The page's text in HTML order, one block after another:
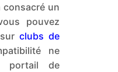
un
pouvez
clubs de
ne
portail de